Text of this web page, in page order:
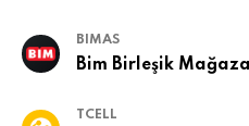
BIMAS
Bim Birleşik
TCELL